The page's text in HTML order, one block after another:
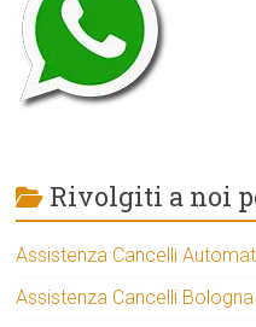
Rivolgiti a noi
Assistenza Cancelli
Assistenza Cancelli Bologna